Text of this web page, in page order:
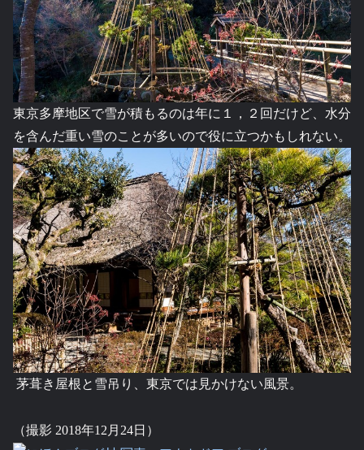
東京多摩地区で雪が積もるのは年に１，２回だけど、水分
を含んだ重い雪のことが多いので役に立つかもしれない。
茅葺き屋根と雪吊り、東京では見かけない風景。
（撮影 2018年12月24日）